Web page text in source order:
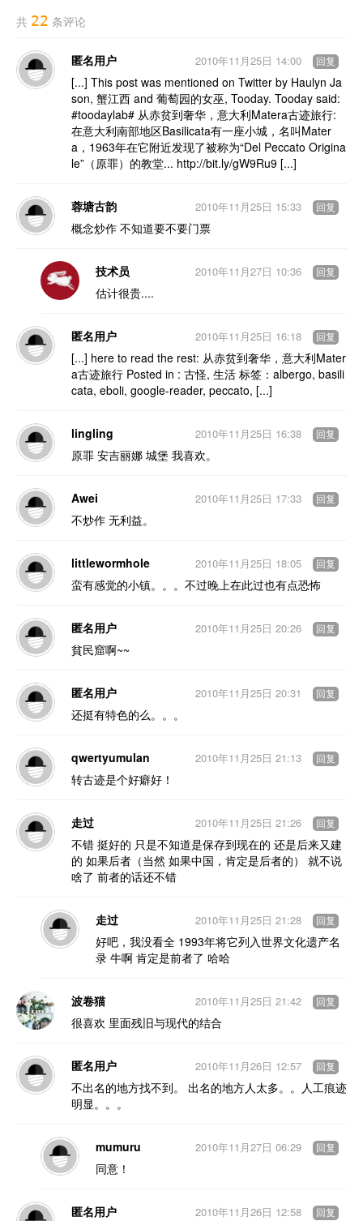
共 22 条评论
匿名用户
[...] This post was mentioned on Twitter by Haulyn Ja
son, 蟹江西 and 葡萄园的女巫, Tooday. Tooday said:
#toodaylab# 从赤贫到奢华，意大利Matera古迹旅行:
在意大利南部地区Basilicata有一座小城，名叫Mater
a，1963年在它附近发现了被称为“Del Peccato Origina
le”（原罪）的教堂... http://bit.ly/gW9Ru9 [...]
2010年11月25日 14:00 回复
蓉塘古韵
概念炒作 不知道要不要门票
2010年11月25日 15:33 回复
技术员
估计很贵....
2010年11月27日 10:36 回复
匿名用户
[...] here to read the rest: 从赤贫到奢华，意大利Mater
a古迹旅行 Posted in : 古怪, 生活 标签：albergo, basili
cata, eboli, google-reader, peccato, [...]
2010年11月25日 16:18 回复
lingling
原罪 安吉丽娜 城堡 我喜欢。
2010年11月25日 16:38 回复
Awei
不炒作 无利益。
2010年11月25日 17:33 回复
littlewormhole
蛮有感觉的小镇。。。不过晚上在此过也有点恐怖
2010年11月25日 18:05 回复
匿名用户
貧民窟啊~~
2010年11月25日 20:26 回复
匿名用户
还挺有特色的么。。。
2010年11月25日 20:31 回复
qwertyumulan
转古迹是个好癖好！
2010年11月25日 21:13 回复
走过
不错 挺好的 只是不知道是保存到现在的 还是后来又建
的 如果后者（当然 如果中国，肯定是后者的） 就不说
啥了 前者的话还不错
2010年11月25日 21:26 回复
走过
好吧，我没看全 1993年将它列入世界文化遗产名
录 牛啊 肯定是前者了 哈哈
2010年11月25日 21:28 回复
波卷猫
很喜欢 里面残旧与现代的结合
2010年11月25日 21:42 回复
匿名用户
不出名的地方找不到。 出名的地方人太多。。人工痕迹
明显。。。
2010年11月26日 12:57 回复
mumuru
同意！
2010年11月27日 06:29 回复
匿名用户
2010年11月26日 12:58 回复